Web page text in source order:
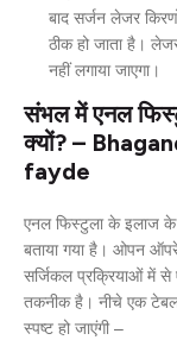
बाद सर्जन लेजर
ठीक हो जाता है।
नहीं लगाया जाएगा।
संभल में एनल
क्यों? –
fayde
एनल फिस्टुला के इलाज के
बताया गया है। ओपन
सर्जिकल प्रक्रियाओं में
तकनीक है। नीचे एक टेबल
स्पष्ट हो जाएंगी –